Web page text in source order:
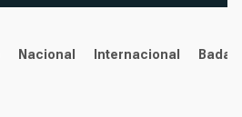
Nacional Internacional